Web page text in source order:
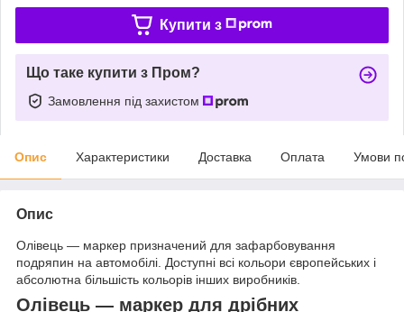
Купити з
Що таке купити з Пром?
Замовлення під захистом
Опис Характеристики Доставка Оплата Умови
Опис
Олівець — маркер призначений для зафарбовування
подряпин на автомобілі. Доступні всі кольори європейських і
абсолютна більшість кольорів інших виробників.
Олівець — маркер для дрібних